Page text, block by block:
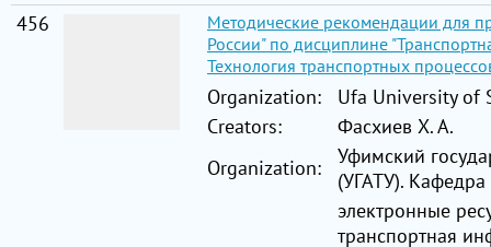
456
Методические рекомендации для
России" по дисциплине
Технология транспортных
Organization:
Ufa University of
Creators:
Фасхиев Х. А.
Organization:
Уфимский
(УГАТУ).
электронные
транспортная